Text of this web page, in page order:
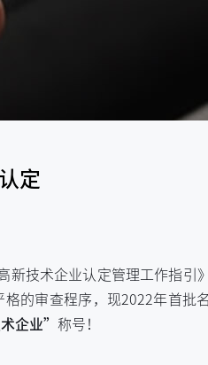
定
新技术企业认定管理工作指引
的审查程序，现2022年首批
企业” 称号！